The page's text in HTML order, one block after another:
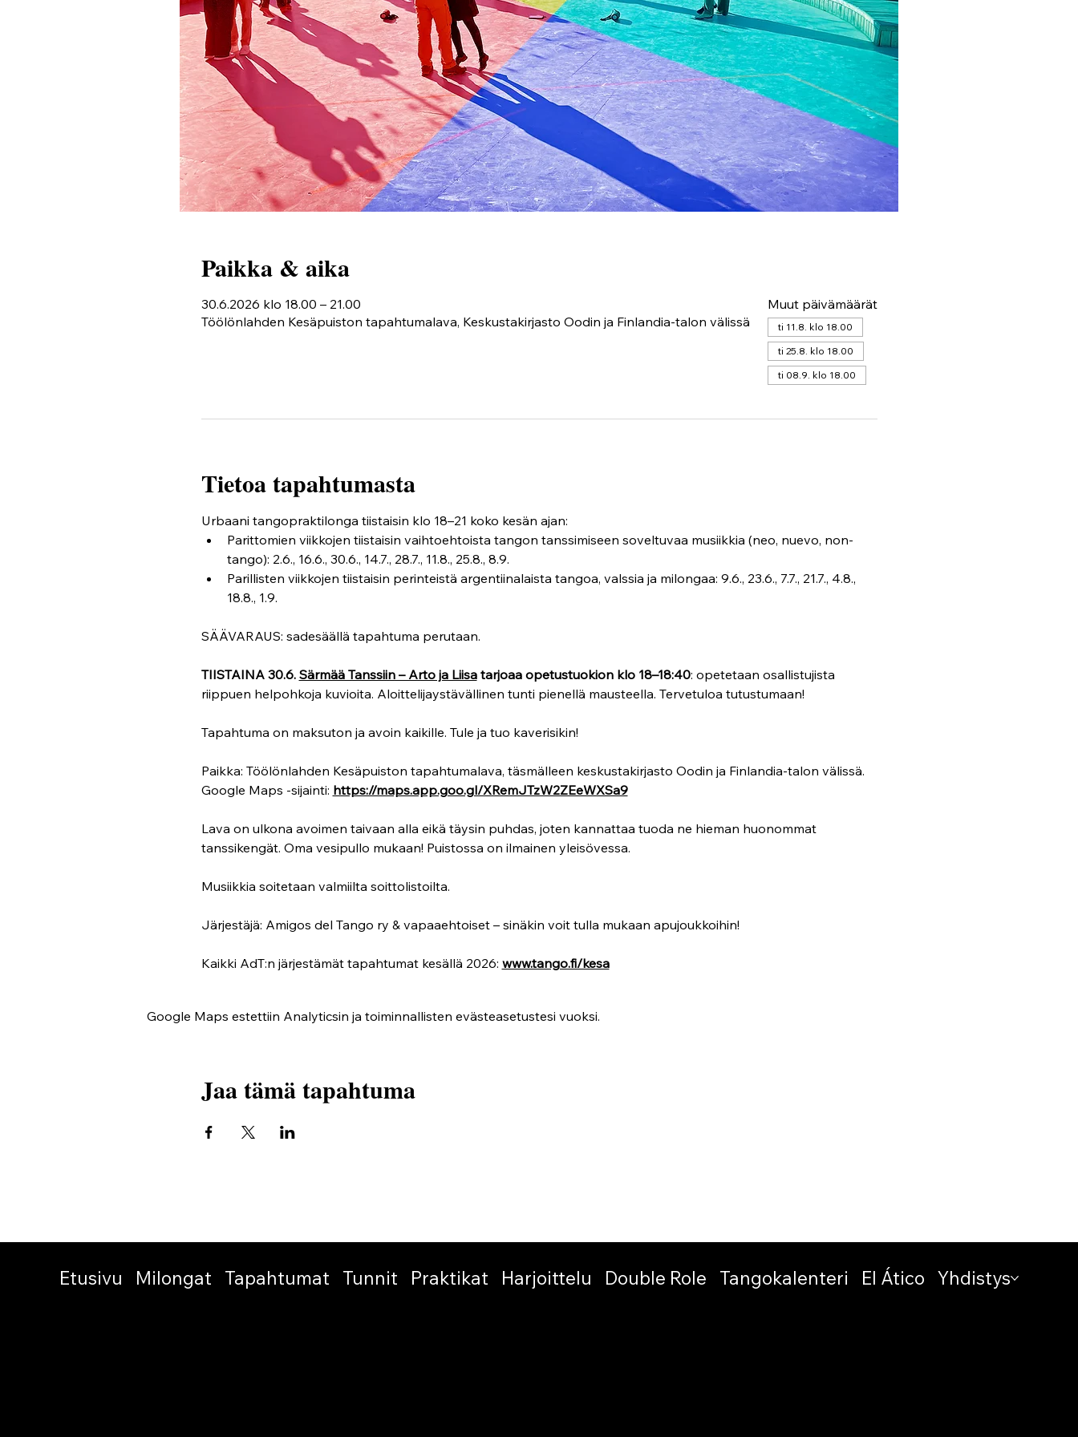
Paikka & aika
30.6.2026 klo 18.00 – 21.00
Töölönlahden Kesäpuiston tapahtumalava, Keskustakirjasto Oodin ja Finlandia-talon välissä
Muut päivämäärät
ti 11.8. klo 18.00
ti 25.8. klo 18.00
ti 08.9. klo 18.00
Tietoa tapahtumasta
Urbaani tangopraktilonga tiistaisin klo 18–21 koko kesän ajan:
Parittomien viikkojen tiistaisin vaihtoehtoista tangon tanssimiseen soveltuvaa musiikkia (neo, nuevo, non-
tango): 2.6., 16.6., 30.6., 14.7., 28.7., 11.8., 25.8., 8.9.
Parillisten viikkojen tiistaisin perinteistä argentiinalaista tangoa, valssia ja milongaa: 9.6., 23.6., 7.7., 21.7., 4.8.,
18.8., 1.9.
SÄÄVARAUS: sadesäällä tapahtuma perutaan.
TIISTAINA 30.6. Särmää Tanssiin – Arto ja Liisa tarjoaa opetustuokion klo 18–18:40: opetetaan osallistujista
riippuen helpohkoja kuvioita. Aloittelijaystävällinen tunti pienellä mausteella. Tervetuloa tutustumaan!
Tapahtuma on maksuton ja avoin kaikille. Tule ja tuo kaverisikin!
Paikka: Töölönlahden Kesäpuiston tapahtumalava, täsmälleen keskustakirjasto Oodin ja Finlandia-talon välissä.
Google Maps -sijainti: https://maps.app.goo.gl/XRemJTzW2ZEeWXSa9
Lava on ulkona avoimen taivaan alla eikä täysin puhdas, joten kannattaa tuoda ne hieman huonommat
tanssikengät. Oma vesipullo mukaan! Puistossa on ilmainen yleisövessa.
Musiikkia soitetaan valmiilta soittolistoilta.
Järjestäjä: Amigos del Tango ry & vapaaehtoiset – sinäkin voit tulla mukaan apujoukkoihin!
Kaikki AdT:n järjestämät tapahtumat kesällä 2026: www.tango.fi/kesa
Google Maps estettiin Analyticsin ja toiminnallisten evästeasetustesi vuoksi.
Jaa tämä tapahtuma
Etusivu Milongat Tapahtumat Tunnit Praktikat Harjoittelu Double Role Tangokalenteri El Ático Yhdistys